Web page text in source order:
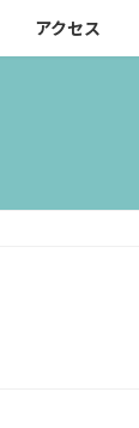
アクセス